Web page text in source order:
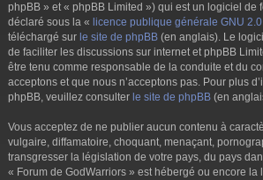
phpBB » et « phpBB Limited ») qui est un logiciel de
déclaré sous la « licence publique générale GNU 2.0
téléchargé sur le site de phpBB (en anglais). Le
de faciliter les discussions sur internet et phpBB
être tenu comme responsable de la conduite et du
acceptons et que nous n’acceptons pas. Pour plus
phpBB, veuillez consulter le site de phpBB (en
Vous acceptez de ne publier aucun contenu à
vulgaire, diffamatoire, choquant, menaçant,
transgresser la législation de votre pays, du pays
« Forum de GodWarriors » est hébergé ou encore